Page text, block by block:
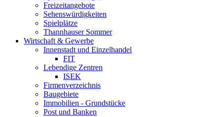
Freizeitangebote
Sehenswürdigkeiten
Spielplätze
Thannhauser Sommer
Wirtschaft & Gewerbe
Innenstadt und Einzelhandel
FIT
Lebendige Zentren
ISEK
Firmenverzeichnis
Baugebiete
Immobilien - Grundstücke
Post und Banken